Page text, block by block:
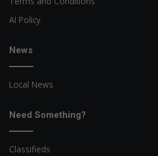
AI Policy
News
Local News
Need Something?
Classifieds